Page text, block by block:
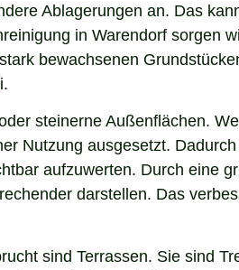
Ablagerungen an. Das
in Warendorf sorgen
bewachsenen
steinerne Außenflächen.
Nutzung ausgesetzt.
aufzuwerten. Durch eine
darstellen. Das
sind Terrassen. Sie sind